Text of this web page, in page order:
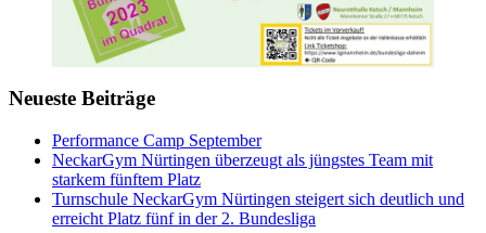
Neueste Beiträge
Performance Camp September
NeckarGym Nürtingen überzeugt als jüngstes Team mit
starkem fünftem Platz
Turnschule NeckarGym Nürtingen steigert sich deutlich und
erreicht Platz fünf in der 2. Bundesliga